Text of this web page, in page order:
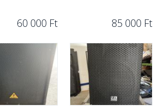
60 000 Ft 85 000 Ft